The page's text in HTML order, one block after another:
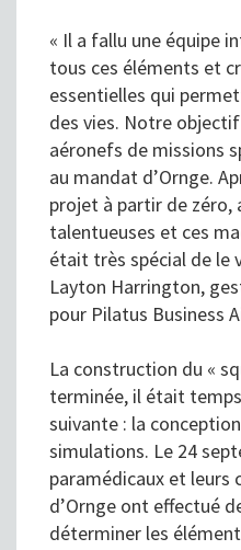
« Il a fallu une équipe
tous ces éléments et
essentielles qui
des vies. Notre
aéronefs de missions
au mandat d’Ornge.
projet à partir de zéro,
talentueuses et ces
était très spécial de le
Layton Harrington,
pour Pilatus Business
La construction du «
terminée, il était
suivante : la
simulations. Le 24
paramédicaux et leurs
d’Ornge ont effectué
déterminer les